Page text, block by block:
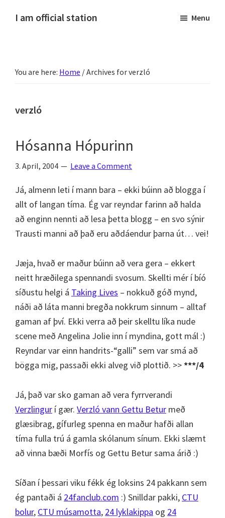
I am official station
fréttir
Hannesi
og
skemmtilegt
:)
Menu
You are here: Home /Archives for verzló
verzló
Hósanna Hópurinn
3. April, 2004 Leave a Comment
Já, almenn leti í mann bara – ekki búinn að blogga í
allt of langan tíma. Ég var reyndar farinn að halda
að enginn nennti að lesa þetta blogg – en svo sýnir
Trausti manni að það eru aðdáendur þarna út… vei!
Jæja, hvað er maður búinn að vera gera – ekkert
neitt hræðilega spennandi svosum. Skellti mér í bíó
síðustu helgi á Taking Lives – nokkuð góð mynd,
náði að láta manni bregða nokkrum sinnum – alltaf
gaman af því. Ekki verra að þeir skelltu líka nude
scene með Angelina Jolie inn í myndina, gott mál :)
Reyndar var einn handrits-“galli” sem var smá að
bögga mig, passaði ekki alveg við plottið. >>***/4
Já, það var sko gaman að vera fyrrverandi
Verzlingur í gær. Verzló vann Gettu Betur með
glæsibrag, gífurleg spenna en maður hafði allan
tíma fulla trú á gamla skólanum sínum. Ekki slæmt
að vinna bæði Morfís og Gettu Betur sama árið :)
Síðan í þessari viku fékk ég loksins 24 pakkann sem
ég pantaði á 24fanclub.com :) Snilldar pakki, CTU
bolur, CTU músamotta, 24 lyklakippa og 24